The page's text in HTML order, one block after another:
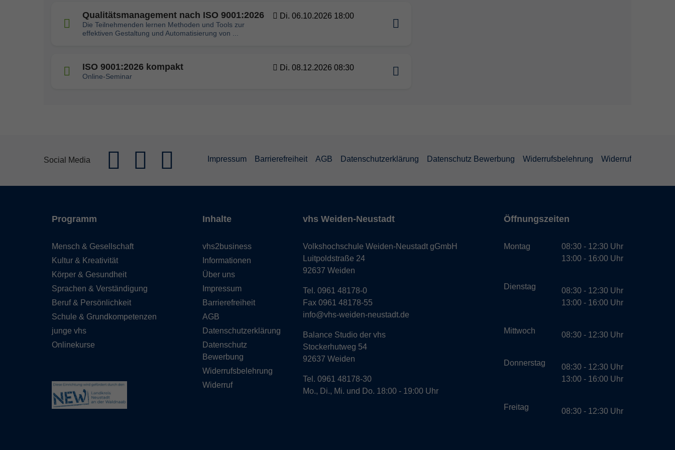
Qualitätsmanagement nach ISO 9001:2026
Die Teilnehmenden lernen Methoden und Tools zur
effektiven Gestaltung und Automatisierung von ...
Di. 06.10.2026 18:00
ISO 9001:2026 kompakt
Online-Seminar
Di. 08.12.2026 08:30
Social Media Impressum Barrierefreiheit AGB Datenschutzerklärung Datenschutz Bewerbung Widerrufsbelehrung Widerruf
Programm
Mensch & Gesellschaft
Kultur & Kreativität
Körper & Gesundheit
Sprachen & Verständigung
Beruf & Persönlichkeit
Schule & Grundkompetenzen
junge vhs
Onlinekurse
Inhalte
vhs2business
Informationen
Über uns
Impressum
Barrierefreiheit
AGB
Datenschutzerklärung
Datenschutz
Bewerbung
Widerrufsbelehrung
Widerruf
vhs Weiden-Neustadt
Volkshochschule Weiden-Neustadt gGmbH
Luitpoldstraße 24
92637 Weiden
Tel. 0961 48178-0
Fax 0961 48178-55
info@vhs-weiden-neustadt.de
Balance Studio der vhs
Stockerhutweg 54
92637 Weiden
Tel. 0961 48178-30
Mo., Di., Mi. und Do. 18:00 - 19:00 Uhr
Öffnungszeiten
Montag
Dienstag
Mittwoch
Donnerstag
Freitag
08:30 - 12:30 Uhr
13:00 - 16:00 Uhr
08:30 - 12:30 Uhr
13:00 - 16:00 Uhr
08:30 - 12:30 Uhr
08:30 - 12:30 Uhr
13:00 - 16:00 Uhr
08:30 - 12:30 Uhr